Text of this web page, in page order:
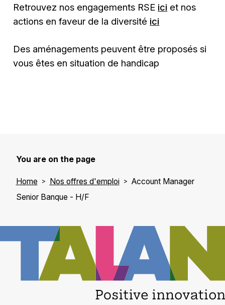
Retrouvez nos engagements RSE ici et nos
actions en faveur de la diversité ici
Des aménagements peuvent être proposés si
vous êtes en situation de handicap
You are on the page
Home Nos offres d'emploi
Account Manager
Senior Banque - H/F